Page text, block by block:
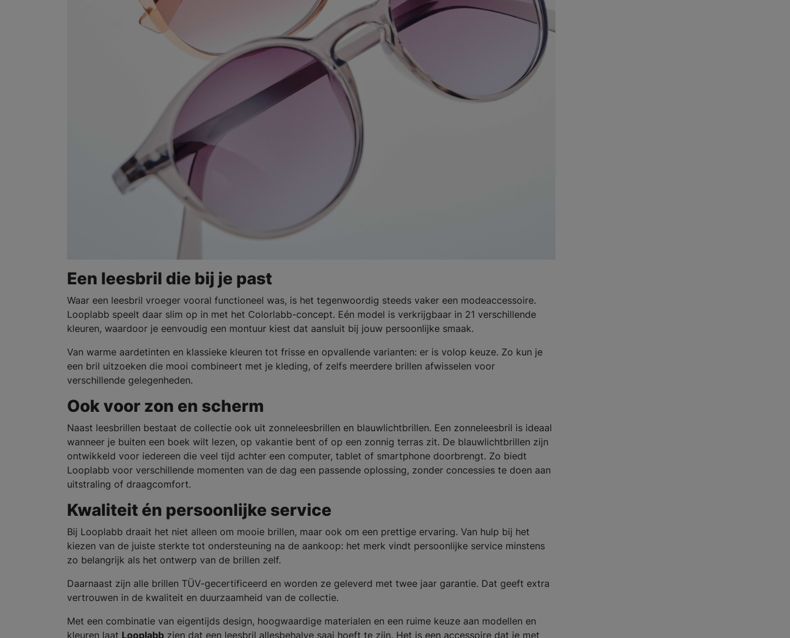
Een leesbril die bij je past
Waar een leesbril vroeger vooral functioneel was, is het tegenwoordig steeds vaker een modeaccessoire.
Looplabb speelt daar slim op in met het Colorlabb-concept. Eén model is verkrijgbaar in 21 verschillende
kleuren, waardoor je eenvoudig een montuur kiest dat aansluit bij jouw persoonlijke smaak.
Van warme aardetinten en klassieke kleuren tot frisse en opvallende varianten: er is volop keuze. Zo kun je
een bril uitzoeken die mooi combineert met je kleding, of zelfs meerdere brillen afwisselen voor
verschillende gelegenheden.
Ook voor zon en scherm
Naast leesbrillen bestaat de collectie ook uit zonneleesbrillen en blauwlichtbrillen. Een zonneleesbril is ideaal
wanneer je buiten een boek wilt lezen, op vakantie bent of op een zonnig terras zit. De blauwlichtbrillen zijn
ontwikkeld voor iedereen die veel tijd achter een computer, tablet of smartphone doorbrengt. Zo biedt
Looplabb voor verschillende momenten van de dag een passende oplossing, zonder concessies te doen aan
uitstraling of draagcomfort.
Kwaliteit én persoonlijke service
Bij Looplabb draait het niet alleen om mooie brillen, maar ook om een prettige ervaring. Van hulp bij het
kiezen van de juiste sterkte tot ondersteuning na de aankoop: het merk vindt persoonlijke service minstens
zo belangrijk als het ontwerp van de brillen zelf.
Daarnaast zijn alle brillen TÜV-gecertificeerd en worden ze geleverd met twee jaar garantie. Dat geeft extra
vertrouwen in de kwaliteit en duurzaamheid van de collectie.
Met een combinatie van eigentijds design, hoogwaardige materialen en een ruime keuze aan modellen en
kleuren laat Looplabb zien dat een leesbril allesbehalve saai hoeft te zijn. Het is een accessoire dat je met